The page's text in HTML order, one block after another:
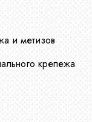
и метизов
крепежа